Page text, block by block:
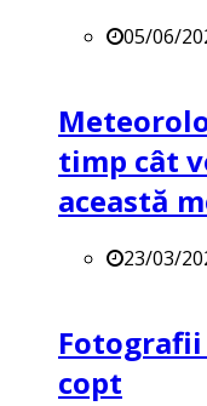
05/06/
timp cât
această
23/03/
copt